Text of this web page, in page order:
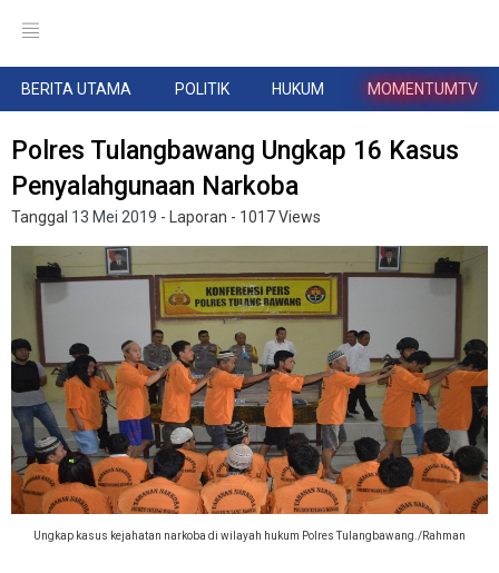
BERITA UTAMA POLITIK HUKUM MOMENTUMTV
Polres Tulangbawang Ungkap 16 Kasus
Penyalahgunaan Narkoba
Tanggal 13 Mei 2019 - Laporan - 1017 Views
Ungkap kasus kejahatan narkoba di wilayah hukum Polres Tulangbawang./Rahman